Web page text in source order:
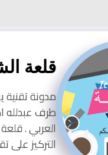
قلعة
طرف عبدلله
العربي .
التركيز